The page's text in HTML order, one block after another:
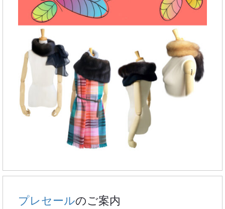
プレセールのご案内